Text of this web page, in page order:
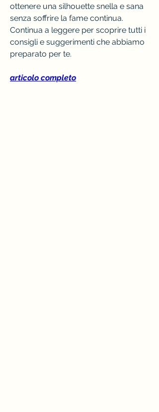
ottenere una silhouette snella e sana
senza soffrire la fame continua.
Continua a leggere per scoprire tutti i
consigli e suggerimenti che abbiamo
preparato per te.
articolo completo